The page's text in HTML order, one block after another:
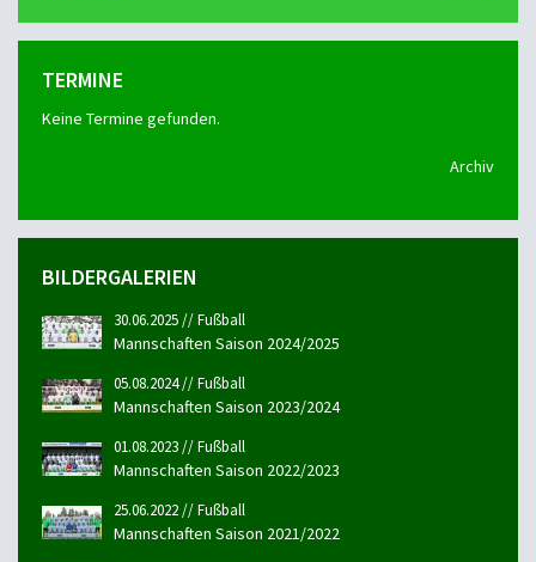
TERMINE
Keine Termine gefunden.
Archiv
BILDERGALERIEN
30.06.2025 // Fußball
Mannschaften Saison 2024/2025
05.08.2024 // Fußball
Mannschaften Saison 2023/2024
01.08.2023 // Fußball
Mannschaften Saison 2022/2023
25.06.2022 // Fußball
Mannschaften Saison 2021/2022